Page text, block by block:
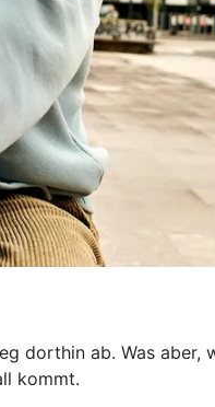
dorthin ab. Was
kommt.